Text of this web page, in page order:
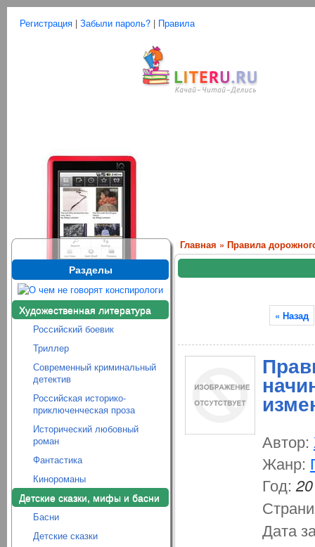
Регистрация | Забыли пароль? | Правила
Разделы
Художественная литература
Российский боевик
Триллер
Современный криминальный
детектив
Российская историко-
приключенческая проза
Исторический любовный
роман
Фантастика
Кинороманы
Детские сказки, мифы и басни
Басни
Детские сказки
Главная » Правила
« Назад
Автор:
Жанр:
Год:
Дата